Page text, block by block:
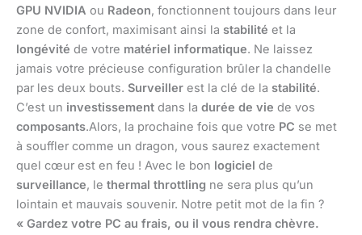
GPU NVIDIA ou Radeon, fonctionnent toujours dans leur
zone de confort, maximisant ainsi la stabilité et la
longévité de votre matériel informatique. Ne laissez
jamais votre précieuse configuration brûler la chandelle
par les deux bouts. Surveiller est la clé de la stabilité.
C’est un investissement dans la durée de vie de vos
composants.Alors, la prochaine fois que votre PC se met
à souffler comme un dragon, vous saurez exactement
quel cœur est en feu ! Avec le bon logiciel de
surveillance, le thermal throttling ne sera plus qu’un
lointain et mauvais souvenir. Notre petit mot de la fin ?
« Gardez votre PC au frais, ou il vous rendra chèvre.